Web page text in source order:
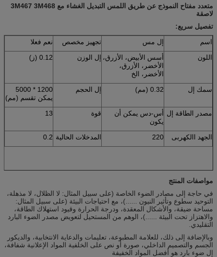
متعدد مفتاح النموذج عن طريق اللمس التبديل الغشاء مع 3M467 3M468
لاصقة
تفصيل سريع:
اسم
إل مس تجهيز مخصص
نعم فعلا
اللون
أسس الأبيض، الأزرق،
الأخضر، الأزرق،
الأخضر، الخ
إل الوزن 0.12 (ز)
سمك إل 0.32 (مم) إل الحجم
1200 * 5000
يمكن تقسم (مم)
مصدر الطاقة إل أس-دس يمكن أن
يكون
قوة 13
الجهد االكهربى 220 المدخلات الحالية 0.2
مواصفات المنتج
في حاجة إلى مصادر الضوء الخاصة (على سبيل المثال: لا الظلال، لا مذهلة،
التوحيد سطوع وتأثير النيون ......)، مع احتياجات البيئة (على سبيل المثال:
مساحة ضيقة، والأشكال المعقدة، ودرجة الحرارة وقيود استهلاك الطاقة،
والاهتزاز تحت البيئة ......)، الوهم من المستحيل لتعويض مصدر الضوء البارد
التقليدي.
وبالإضافة إلى ذلك، للعلامة المطبوعة، تعليمات والدعاية الانتخابية، والديكور
الجسم والتصميم الداخلي، صورة أو نص على الخلفية المواد الإعلانية شفافة،
إل ضوء بارد هو أفضل المواد الخفيفة